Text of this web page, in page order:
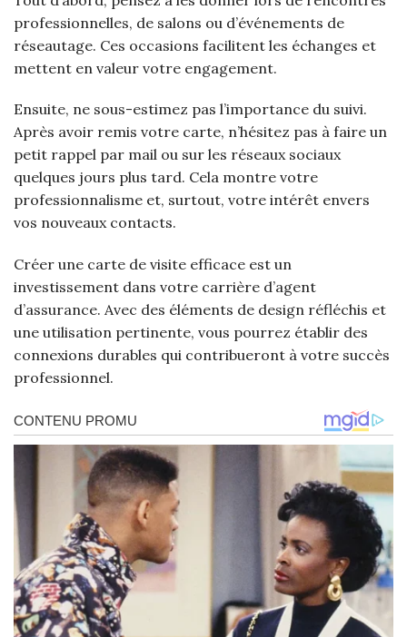
professionnelles, de salons ou d’événements de
réseautage. Ces occasions facilitent les échanges et
mettent en valeur votre engagement.
Ensuite, ne sous-estimez pas l’importance du suivi.
Après avoir remis votre carte, n’hésitez pas à faire un
petit rappel par mail ou sur les réseaux sociaux
quelques jours plus tard. Cela montre votre
professionnalisme et, surtout, votre intérêt envers
vos nouveaux contacts.
Créer une carte de visite efficace est un
investissement dans votre carrière d’agent
d’assurance. Avec des éléments de design réfléchis et
une utilisation pertinente, vous pourrez établir des
connexions durables qui contribueront à votre succès
professionnel.